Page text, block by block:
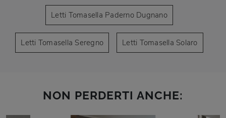
Letti Tomasella Paderno Dugnano
Letti Tomasella Seregno Letti Tomasella Solaro
NON PERDERTI ANCHE: